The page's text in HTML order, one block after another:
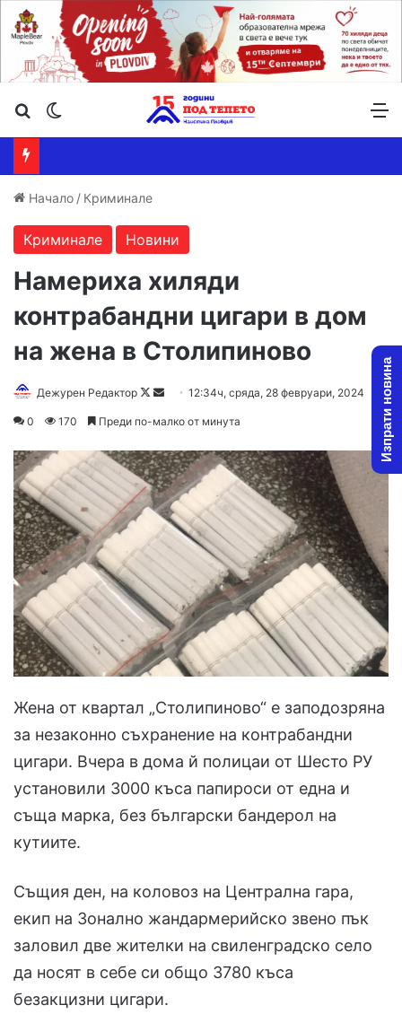
Търсене ...
Начало / Криминале
Криминале Новини
Намериха хиляди
контрабандни цигари в дом
на жена в Столипиново
Дежурен Редактор
Follow
Send12:34ч, сряда, 28 февруари, 2024
0 170 Преди по-малко от минута
Жена от квартал „Столипиново“ е заподозряна
за незаконно съхранение на контрабандни
цигари. Вчера в дома й полицаи от Шесто РУ
установили 3000 къса папироси от една и
съща марка, без български бандерол на
кутиите.
Същия ден, на коловоз на Централна гара,
екип на Зонално жандармерийско звено пък
заловил две жителки на свиленградско село
да носят в себе си общо 3780 къса
безакцизни цигари.
Изпрати новина